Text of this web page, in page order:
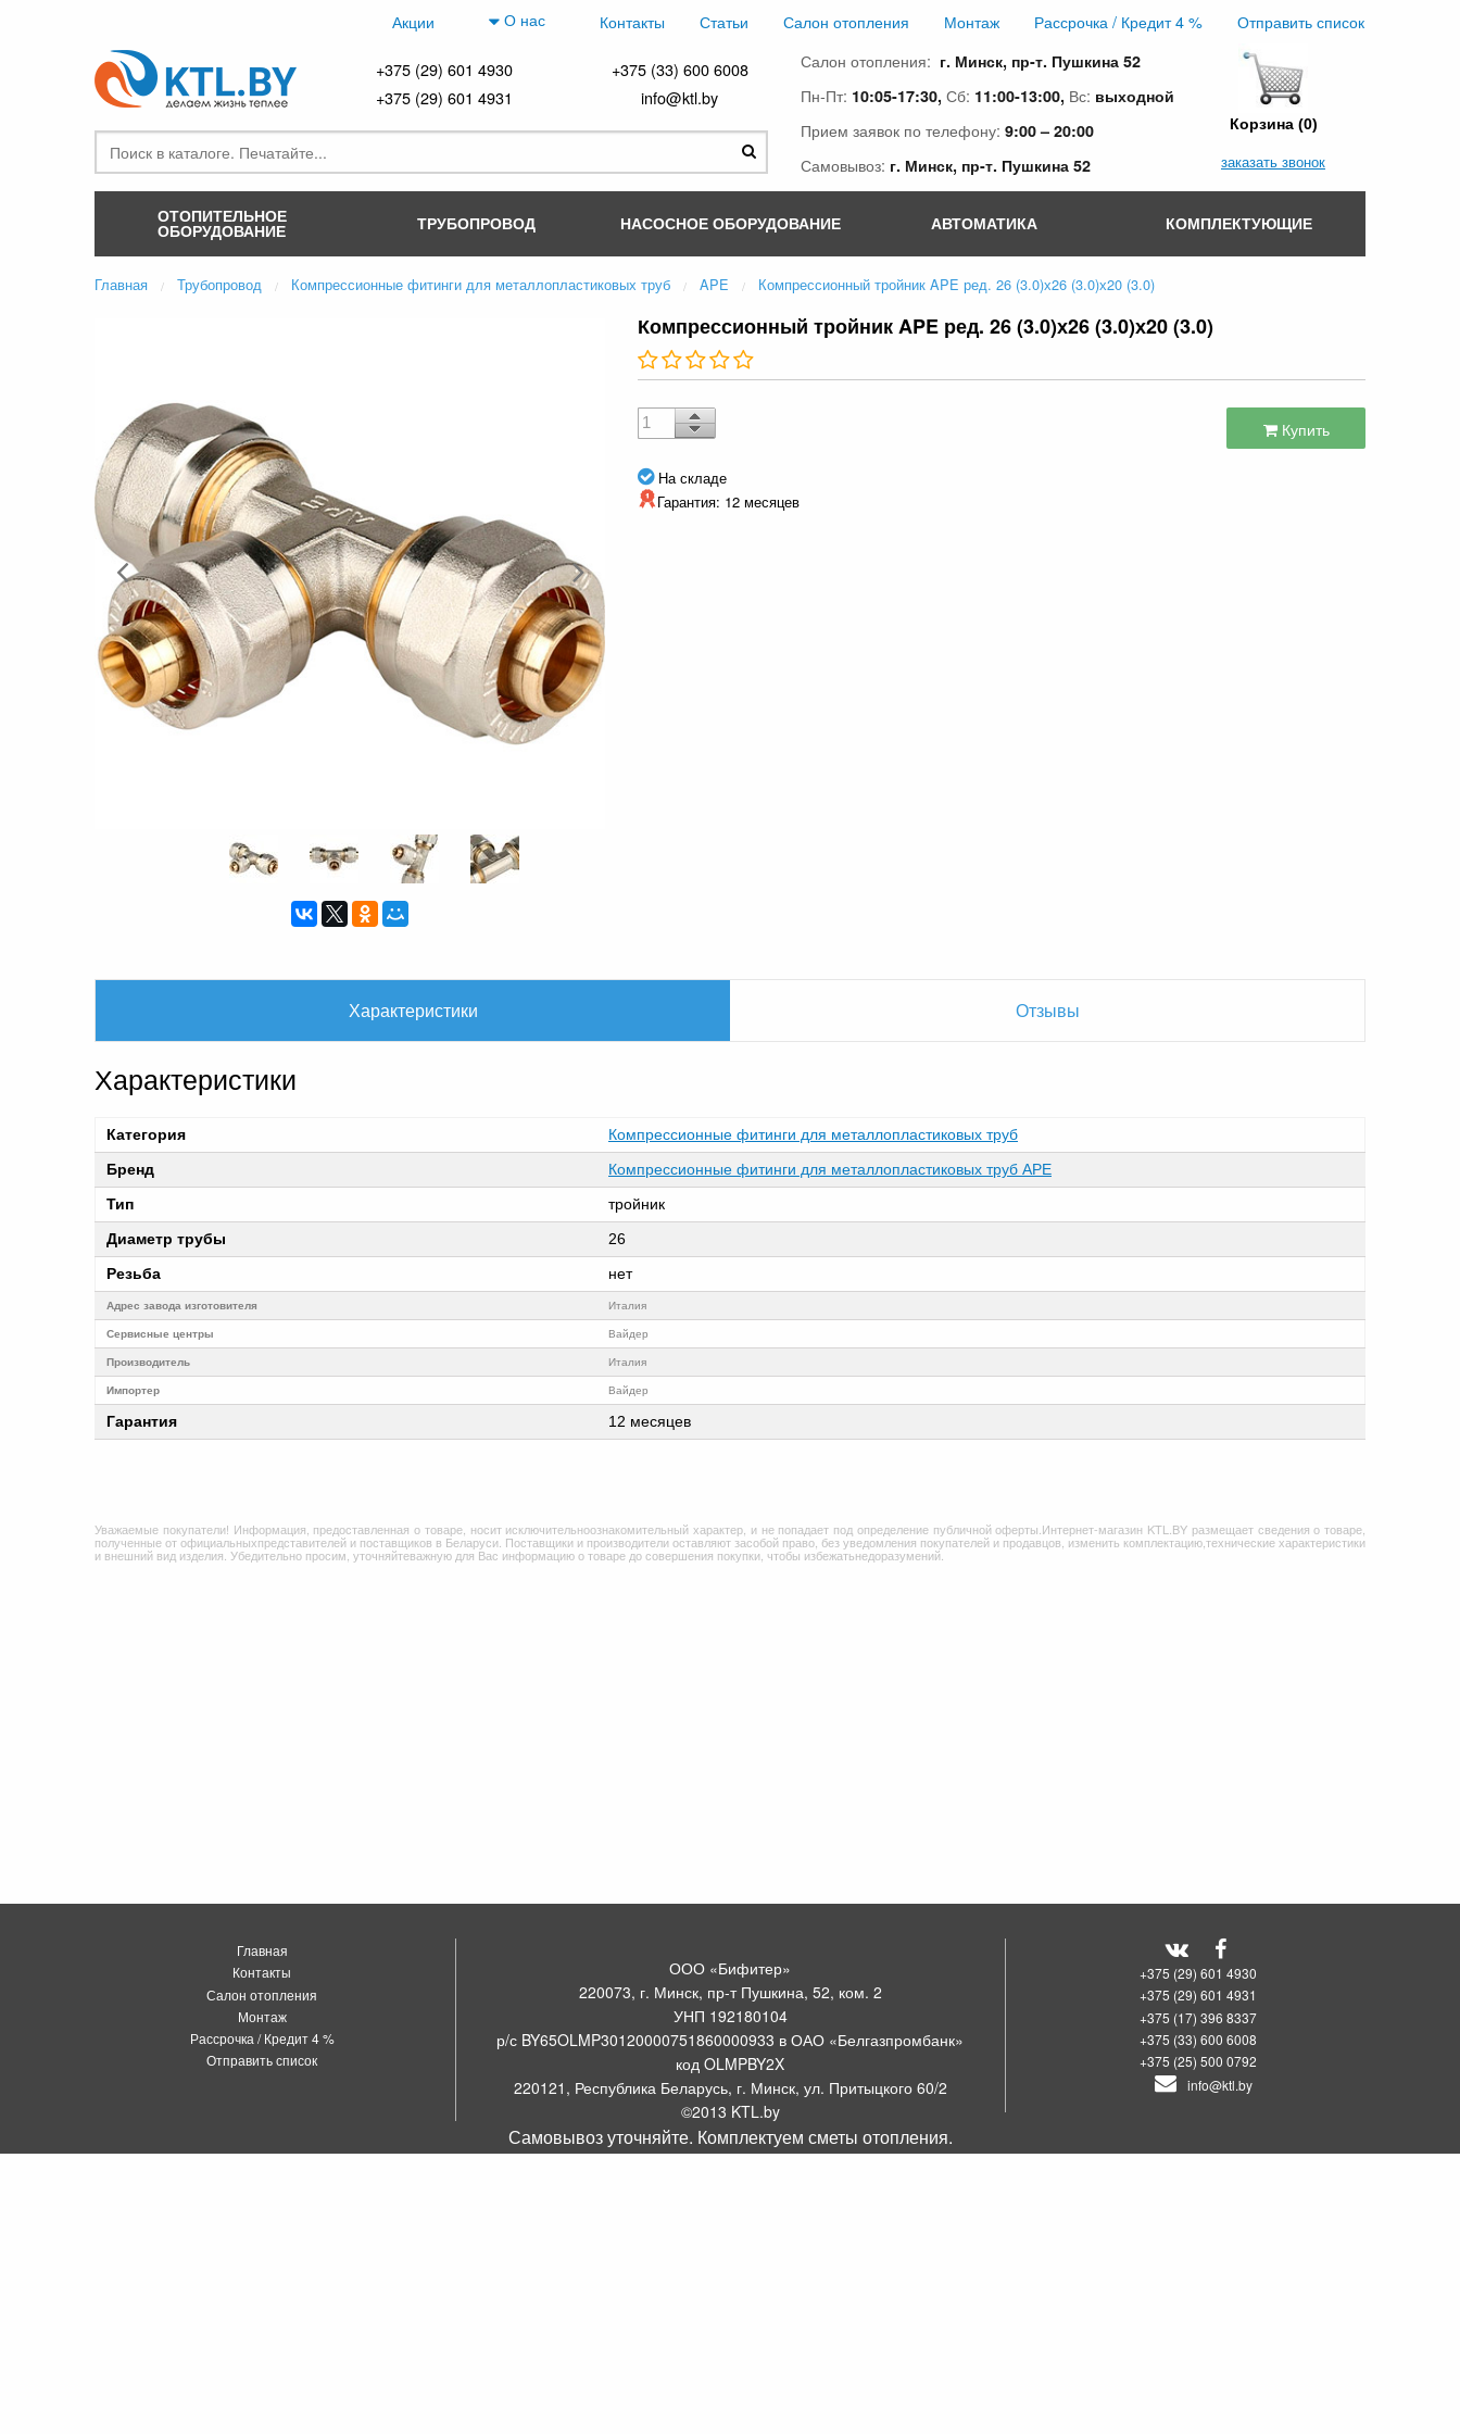
Акции О нас Контакты Статьи Салон отопления Монтаж Рассрочка / Кредит 4 % Отправить список
+375 (29) 601 4930
+375 (33) 600 6008
+375 (29) 601 4931
info@ktl.by
Салон отопления: г. Минск, пр-т. Пушкина 52
Пн-Пт: 10:05-17:30, Сб: 11:00-13:00, Вс: выходной
Прием заявок по телефону: 9:00 – 20:00
Самовывоз: г. Минск, пр-т. Пушкина 52
Корзина (0)
заказать звонок
ОТОПИТЕЛЬНОЕ
ОБОРУДОВАНИЕ ТРУБОПРОВОД НАСОСНОЕ ОБОРУДОВАНИЕ АВТОМАТИКА КОМПЛЕКТУЮЩИЕ
Главная Трубопровод Компрессионные фитинги для металлопластиковых труб APE Компрессионный тройник APE ред. 26 (3.0)х26 (3.0)х20 (3.0)
Компрессионный тройник APE ред. 26 (3.0)х26 (3.0)х20 (3.0)
Купить
На складе
Гарантия: 12 месяцев
Характеристики Отзывы
Характеристики
Категория
Компрессионные фитинги для металлопластиковых труб
Бренд
Компрессионные фитинги для металлопластиковых труб APE
Тип
тройник
Диаметр трубы
26
Резьба
нет
Адрес завода изготовителя Италия
Cервисные центры Вайдер
Производитель Италия
Импортер Вайдер
Гарантия 12 месяцев
Уважаемые покупатели! Информация, предоставленная о товаре, носит исключительноознакомительный характер, и не попадает под определение публичной оферты.Интернет-магазин KTL.BY размещает сведения о товаре,
полученные от официальныхпредставителей и поставщиков в Беларуси. Поставщики и производители оставляют засобой право, без уведомления покупателей и продавцов, изменить комплектацию,технические характеристики
и внешний вид изделия. Убедительно просим, уточняйтеважную для Вас информацию о товаре до совершения покупки, чтобы избежатьнедоразумений.
Главная
Контакты
Салон отопления
Монтаж
Рассрочка / Кредит 4 %
Отправить список
ООО «Бифитер»
220073, г. Минск, пр-т Пушкина, 52, ком. 2
УНП 192180104
р/с BY65OLMP30120000751860000933 в ОАО «Белгазпромбанк»
код OLMPBY2X
220121, Республика Беларусь, г. Минск, ул. Притыцкого 60/2
©2013 KTL.by
Пн-Пт:10:05-17:30Сб:11:00-13:00
+375 (29) 601 4930
+375 (29) 601 4931
+375 (17) 396 8337
+375 (33) 600 6008
+375 (25) 500 0792
info@ktl.by
Самовывоз уточняйте. Комплектуем сметы отопления.